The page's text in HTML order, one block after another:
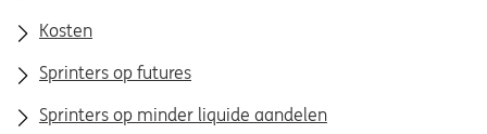
Kosten
Sprinters op futures
Sprinters op minder liquide aandelen